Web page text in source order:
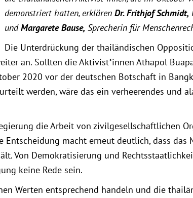
demonstriert hatten, erklären Dr. Frithjof Schmidt,
undMargarete Bause, Sprecherin für
Die Unterdrückung der thailändischen
an. Sollten die Aktivist*innen Athapol
2020 vor der deutschen Botschaft in
werden, wäre das ein verheerendes und
die Arbeit von zivilgesellschaftlichen
Entscheidung macht erneut deutlich, dass
Von Demokratisierung und
keine Rede sein.
Werten entsprechend handeln und die